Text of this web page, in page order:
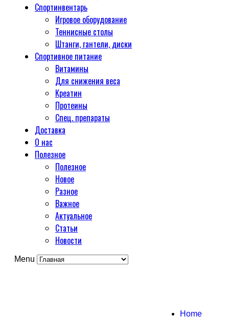
Спортинвентарь
Игровое оборудование
Теннисные столы
Штанги, гантели, диски
Спортивное питание
Витамины
Для снижения веса
Креатин
Протеины
Спец. препараты
Доставка
О нас
Полезное
Полезное
Новое
Разное
Важное
Актуальное
Статьи
Новости
Menu
Home